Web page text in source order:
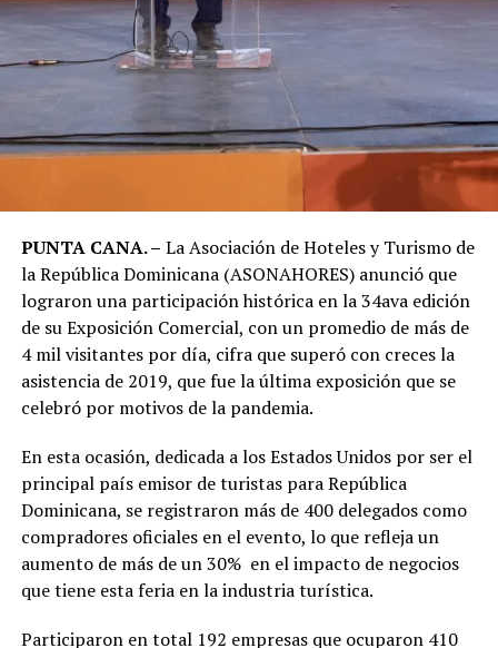
PUNTA CANA. – La Asociación de Hoteles y Turismo de
la República Dominicana (ASONAHORES) anunció que
lograron una participación histórica en la 34ava edición
de su Exposición Comercial, con un promedio de más de
4 mil visitantes por día, cifra que superó con creces la
asistencia de 2019, que fue la última exposición que se
celebró por motivos de la pandemia.
En esta ocasión, dedicada a los Estados Unidos por ser el
principal país emisor de turistas para República
Dominicana, se registraron más de 400 delegados como
compradores oficiales en el evento, lo que refleja un
aumento de más de un 30% en el impacto de negocios
que tiene esta feria en la industria turística.
Participaron en total 192 empresas que ocuparon 410